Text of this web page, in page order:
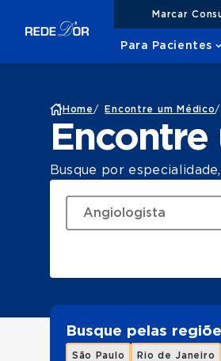
Marcar
Para Pacientes
Home / Encontre um Médico/
Busque por
Busque pelas
São Paulo Rio de Janeiro